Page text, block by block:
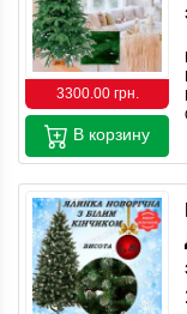
3300.00 грн.
В корзину